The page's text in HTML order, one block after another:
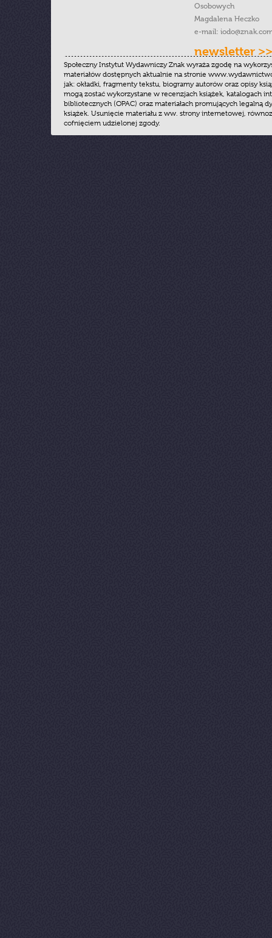
Osobowych
Magdalena Heczko
e-mail:
newsletter >>
Społeczny Instytut Wydawniczy Znak wyraża zgodę na
materiałów dostępnych aktualnie na stronie
jak: okładki, fragmenty tekstu, biogramy autorów oraz opisy
mogą zostać wykorzystane w recenzjach książek, katalogach
bibliotecznych (OPAC) oraz materiałach promujących legalną
książek. Usunięcie materiału z ww. strony internetowej,
cofnięciem udzielonej zgody.